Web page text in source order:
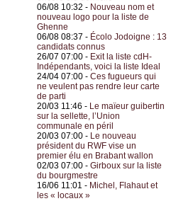
06/08 10:32 - Nouveau nom et
nouveau logo pour la liste de
Ghenne
06/08 08:37 - Écolo Jodoigne : 13
candidats connus
26/07 07:00 - Exit la liste cdH-
Indépendants, voici la liste Ideal
24/04 07:00 - Ces fugueurs qui
ne veulent pas rendre leur carte
de parti
20/03 11:46 - Le maïeur guibertin
sur la sellette, l’Union
communale en péril
20/03 07:00 - Le nouveau
président du RWF vise un
premier élu en Brabant wallon
02/03 07:00 - Girboux sur la liste
du bourgmestre
16/06 11:01 - Michel, Flahaut et
les « locaux »